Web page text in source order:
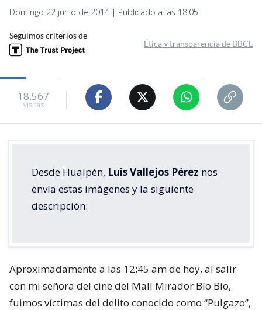
Domingo 22 junio de 2014 | Publicado a las 18:05
Seguimos criterios de
Ética y transparencia de BBCL
18.567
visitas
Desde Hualpén, Luis Vallejos Pérez nos
envía estas imágenes y la siguiente
descripción:
Aproximadamente a las 12:45 am de hoy, al salir
con mi señora del cine del Mall Mirador Bío Bío,
fuimos víctimas del delito conocido como “Pulgazo”,